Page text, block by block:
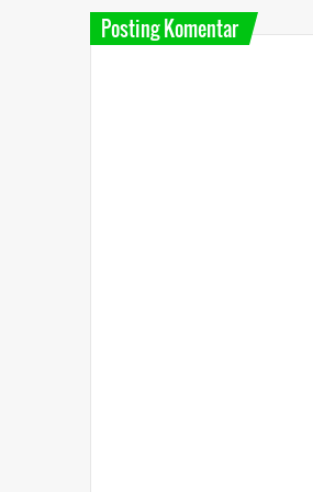
Posting Komentar